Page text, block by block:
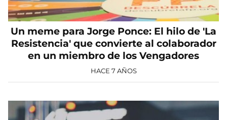
Un meme para Jorge Ponce: El hilo de 'La
Resistencia' que convierte al colaborador
en un miembro de los Vengadores
HACE 7 AÑOS